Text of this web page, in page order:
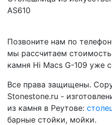
AS610
Позвоните нам по
мы рассчитаем
камня Hi Macs G-109 уже
Все права защищены.
Stonestone.ru -
из камня в Реутове:
барные стойки, мойки.